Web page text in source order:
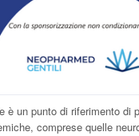
è un punto di riferimento
comprese quelle